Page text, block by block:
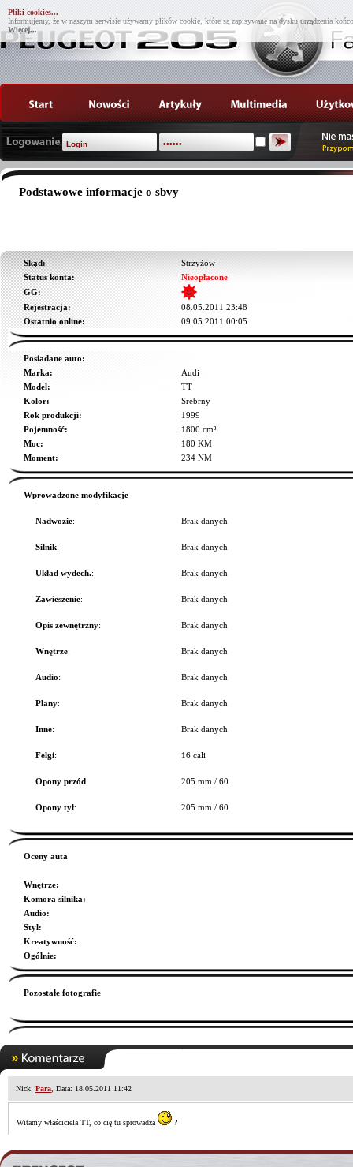
Pliki cookies...
Informujemy, że w naszym serwisie używamy plików cookie, które są zapisywane na dysku urządzenia
Więcej...
Podstawowe informacje o sbvy
Skąd:
Strzyżów
Status konta:
Nieopłacone
GG:
Rejestracja:
08.05.2011 23:48
Ostatnio online:
09.05.2011 00:05
Posiadane auto:
Marka:
Audi
Model:
TT
Kolor:
Srebrny
Rok produkcji:
1999
Pojemność:
1800 cm³
Moc:
180 KM
Moment:
234 NM
Wprowadzone modyfikacje
Nadwozie: Brak danych
Silnik: Brak danych
Układ wydech.: Brak danych
Zawieszenie: Brak danych
Opis zewnętrzny: Brak danych
Wnętrze: Brak danych
Audio: Brak danych
Plany: Brak danych
Inne: Brak danych
Felgi: 16 cali
Opony przód: 205 mm / 60
Opony tył: 205 mm / 60
Oceny auta
Wnętrze:
Komora silnika:
Audio:
Styl:
Kreatywność:
Ogólnie:
Pozostałe fotografie
Nick: Para , Data: 18.05.2011 11:42
Witamy właściciela TT, co cię tu sprowadza ?